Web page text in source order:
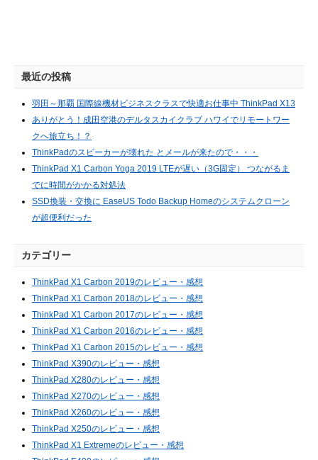
最近の投稿
羽田～那覇 国際線機材ビジネスクラスで快適お仕事中 ThinkPad X13
ありがとう！成田空港のデルタスカイクラブ ハワイでリモートワー
クへ旅立ち！？
ThinkPadのスピーカーが壊れた とメールが来たので・・・
ThinkPad X1 Carbon Yoga 2019 LTEが遅い（3G固定） つながるま
でに時間がかかる対処法
SSD換装・交換に EaseUS Todo Backup Homeのシステムクローン
が超便利だった
カテゴリー
ThinkPad X1 Carbon 2019のレビュー・感想
ThinkPad X1 Carbon 2018のレビュー・感想
ThinkPad X1 Carbon 2017のレビュー・感想
ThinkPad X1 Carbon 2016のレビュー・感想
ThinkPad X1 Carbon 2015のレビュー・感想
ThinkPad X390のレビュー・感想
ThinkPad X280のレビュー・感想
ThinkPad X270のレビュー・感想
ThinkPad X260のレビュー・感想
ThinkPad X250のレビュー・感想
ThinkPad X1 Extremeのレビュー・感想